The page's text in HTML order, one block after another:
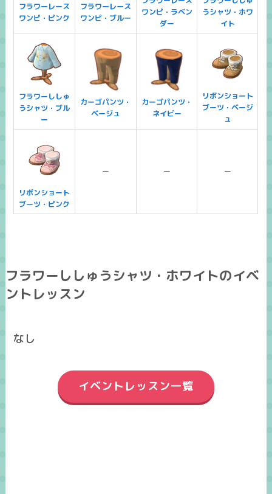
フラワーレース
ワンピ・ピンク
フラワーレース
ワンピ・ブルー
ワンピ・ラベン
ダー
うシャツ・ホワ
イト
フラワーししゅ
うシャツ・ブル
ー
カーゴパンツ・
ベージュ
カーゴパンツ・
ネイビー
リボンショート
ブーツ・ベージ
ュ
リボンショート
ブーツ・ピンク
ー ー ー
フラワーししゅうシャツ・ホワイトのイベ
ントレッスン
なし
イベントレッスン一覧